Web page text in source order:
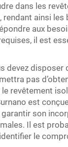
dans les
rendant ainsi
aux
il est
devez disposer
pas
le revêtement
est
garantir son
Il est
le